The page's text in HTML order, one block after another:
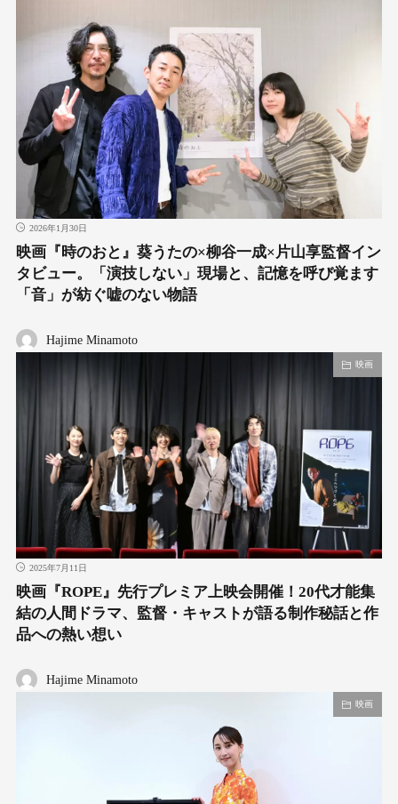
2026年1月30日
映画『時のおと』葵うたの×柳谷一成×片山享監督イン
タビュー。「演技しない」現場と、記憶を呼び覚ます
「音」が紡ぐ嘘のない物語
Hajime Minamoto
映画
2025年7月11日
映画『ROPE』先行プレミア上映会開催！20代才能集
結の人間ドラマ、監督・キャストが語る制作秘話と作
品への熱い想い
Hajime Minamoto
映画